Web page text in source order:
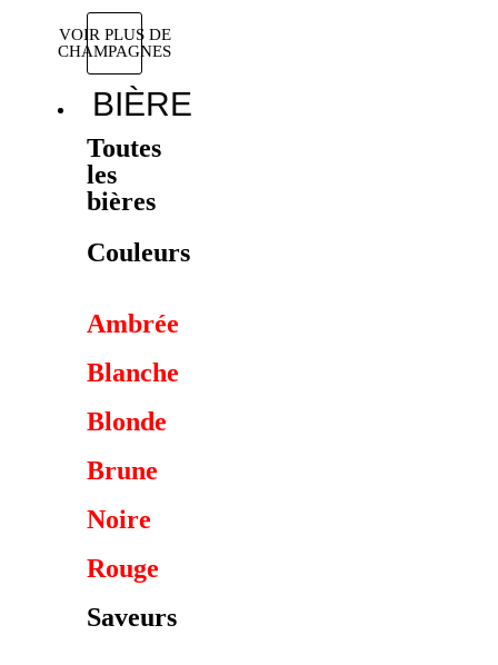
VOIR PLUS DE
CHAMPAGNES
BIÈRE
Toutes
les
bières
Couleurs
Ambrée
Blanche
Blonde
Brune
Noire
Rouge
Saveurs